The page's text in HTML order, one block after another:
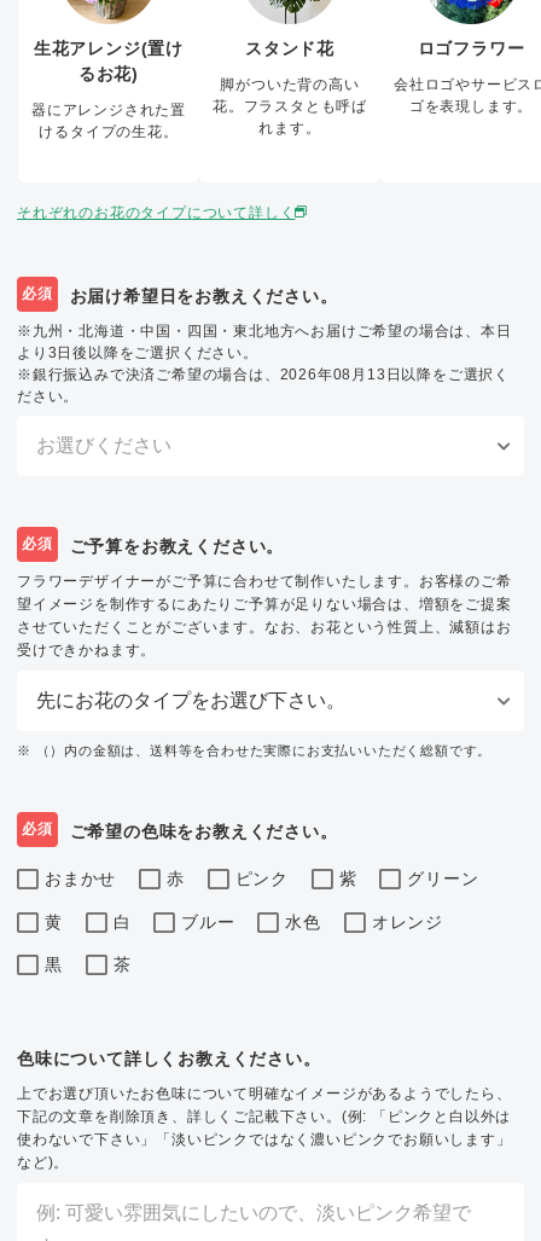
生花アレンジ(置け
るお花)
器にアレンジされた置
けるタイプの生花。
スタンド花
脚がついた背の高い
花。フラスタとも呼ば
れます。
ロゴフラワー
会社ロゴやサービス
ゴを表現します。
それぞれのお花のタイプについて詳しく
必須 お届け希望日をお教えください。
※九州・北海道・中国・四国・東北地方へお届けご希望の場合は、本日
より3日後以降をご選択ください。
※銀行振込みで決済ご希望の場合は、2026年08月13日以降をご選択く
ださい。
必須 ご予算をお教えください。
フラワーデザイナーがご予算に合わせて制作いたします。お客様のご希
望イメージを制作するにあたりご予算が足りない場合は、増額をご提案
させていただくことがございます。なお、お花という性質上、減額はお
受けできかねます。
※ （）内の金額は、送料等を合わせた実際にお支払いいただく総額です。
必須 ご希望の色味をお教えください。
おまかせ 赤 ピンク 紫 グリーン
黄 白 ブルー 水色 オレンジ
黒 茶
色味について詳しくお教えください。
上でお選び頂いたお色味について明確なイメージがあるようでしたら、
下記の文章を削除頂き、詳しくご記載下さい。(例: 「ピンクと白以外は
使わないで下さい」「淡いピンクではなく濃いピンクでお願いします」
など)。